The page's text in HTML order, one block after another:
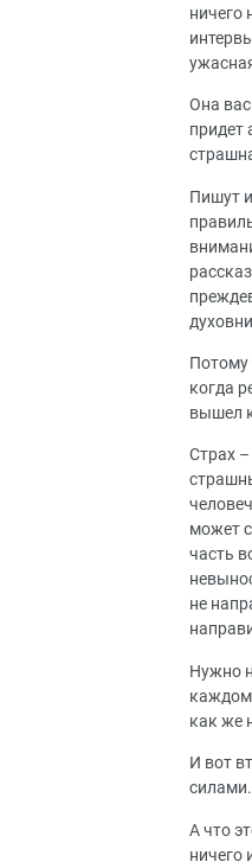
ничего
Она
придет
Пишут
Потому
когда
вышел
Страх
может
часть
не
Нужно
как же
И вот
А что
ничего